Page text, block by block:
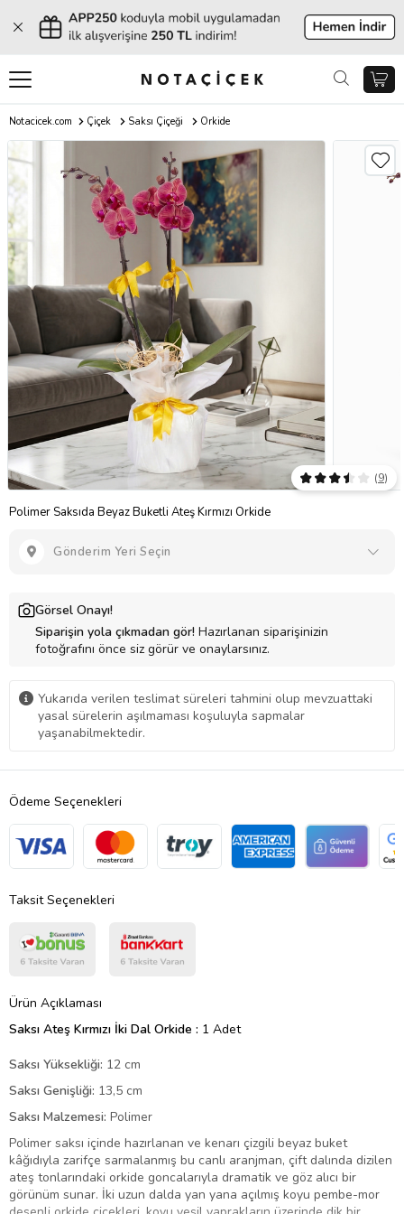
Notacicek.com Çiçek Saksı Çiçeği Orkide
Polimer Saksıda Beyaz Buketli Ateş Kırmızı Orkide
(9)
Gönderim Yeri Seçin
Görsel Onayı!
Siparişin yola çıkmadan gör! Hazırlanan siparişinizin
fotoğrafını önce siz görür ve onaylarsınız.
Yukarıda verilen teslimat süreleri tahmini olup mevzuattaki
yasal sürelerin aşılmaması koşuluyla sapmalar
yaşanabilmektedir.
Ödeme Seçenekleri
Taksit Seçenekleri
Ürün Açıklaması
Saksı Ateş Kırmızı İki Dal Orkide : 1 Adet
Saksı Yüksekliği: 12 cm
Saksı Genişliği: 13,5 cm
Saksı Malzemesi: Polimer
Polimer saksı içinde hazırlanan ve kenarı çizgili beyaz buket
kâğıdıyla zarifçe sarmalanmış bu canlı aranjman, çift dalında dizilen
ateş tonlarındaki orkide goncalarıyla dramatik ve göz alıcı bir
görünüm sunar. İki uzun dalda yan yana açılmış koyu pembe-mor